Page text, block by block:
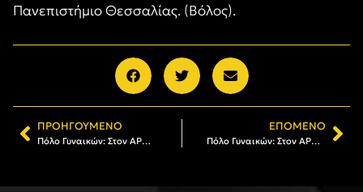
Πανεπιστήμιο Θεσσαλίας. (Βόλος).
ΠΡΟΗΓΟΎΜΕΝΟ
Πόλο Γυναικών: Στον ΑΡΗ η Ραφαέλα Αλεξίου
ΕΠΌΜΕΝΟ
Πόλο Γυναικών: Στον ΑΡΗ η Ίριδα Κοβάτσεβιτς